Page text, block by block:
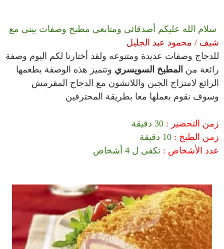
سلام الله عليكم أصدقائى ومتابعى مطبخ وصفات بيتى مع
شيف / محمود عبد الجليل
للدجاج وصفات عديدة ومتنوعه ولقد أختارنا لكم اليوم وصفة
رائعة من المطبخ السويسري وتتميز هذه الوصفة بطعمها
الرائع لامتزاج الجبن و اللانشون مع الدجاج المقرمش
وسوف نقوم بعملها معا بطريقة المحترفين
زمن التحضير :
30 دقيقة
زمن الطبخ :
10 دقيقة
عدد الأشخاص : تكفى ل 4 أشخاص